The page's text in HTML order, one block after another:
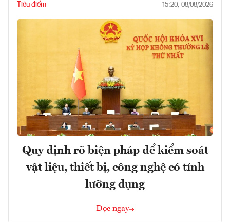
Tiêu điểm 15:20, 08/08/2026
Quy định rõ biện pháp để kiểm soát
vật liệu, thiết bị, công nghệ có tính
lưỡng dụng
Đọc ngay